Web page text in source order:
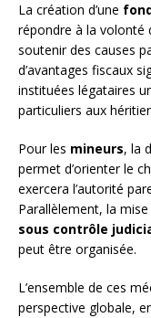
La création d’une
répondre à la volonté
soutenir des causes
d’avantages fiscaux
instituées légataires
particuliers aux
Pour les mineurs, la
permet d’orienter le
exercera l’autorité
Parallèlement, la mise
sous contrôle
peut être organisée.
L’ensemble de ces
perspective globale,